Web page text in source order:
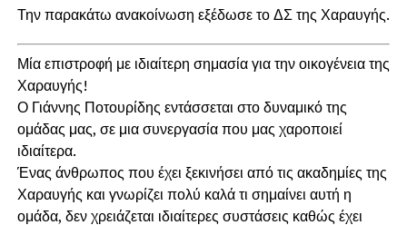
Την παρακάτω ανακοίνωση εξέδωσε το ΔΣ της Χαραυγής.
Μία επιστροφή με ιδιαίτερη σημασία για την οικογένεια της
Χαραυγής!
Ο Γιάννης Ποτουρίδης εντάσσεται στο δυναμικό της
ομάδας μας, σε μια συνεργασία που μας χαροποιεί
ιδιαίτερα.
Ένας άνθρωπος που έχει ξεκινήσει από τις ακαδημίες της
Χαραυγής και γνωρίζει πολύ καλά τι σημαίνει αυτή η
ομάδα, δεν χρειάζεται ιδιαίτερες συστάσεις καθώς έχει